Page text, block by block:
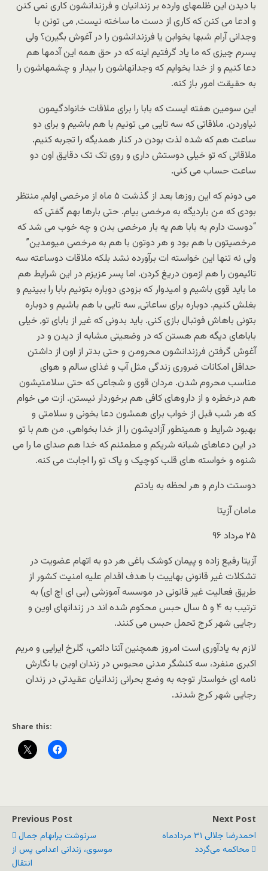
با دیدن این ظلمهای وارده بر زندانیان و فرزندانشون کاری نمی کنن
و ادعا می کنن که کاری از دست ما ساخته نیست, می تونن با
وجدانی آرام شبها بخوابن یا فرزندانشون را در آغوش بگیرن؟ ولی
پسرم چیزی که ما یاد گرفتیم اینه که در حق همه این آدمها هم
دعا کنیم و از خدا بخوایم که وجدانهاشون را بیدار و چشمهاشون را
به حقیقت امور باز کنه.
این سومین هفته ایست که بابا را برای ملاقات خانوادگیمون
نیاوردن. ملاقاتی که سه تایی می تونیم با هم باشیم و برای دو
ساعت هم که شده لذت بودن در کنار همدیگه را تجربه کنیم.
ملاقاتی که تو خیلی دوستش داری و روی تک تک دقایق اون دو
ساعت حساب می کنی.
می دونم که این روزها بعد از گذشت ۵ ماه از مرخصی اولم, منتظر
بودی که من باردیگه به مرخصی بیام. حتی بارها بهم گفتی که
“دوست دارم به بابا هم یه بار مرخصی بدن و چه خوب می شد که
مرخصیتون با هم بود و هر دوتون با هم به مرخصی میومدین”
ولی نه تنها این خواسته ات برآورده نشد بلکه ملاقات دوساعته سه
تائیمون را هم ازمون دریغ کردن. اما پسر عزیزم در این شرایط هم
ما باید قوی باشیم و امیدوار که بزودی دوباره بتونیم بابا را ببینیم و
بغلش کنیم. دوباره برای ساعاتی, سه تایی با هم باشیم و دوباره
بتونی باهاش فوتبال بازی کنی. باید بدونی که غیر از بابای تو, خیلی
باباهای دیگه هم هستن که در وضعیتی مشابه از دیدن و در
آغوش گرفتن فرزندانشون محرومن و حتی بدتر از اون از داشتن
حداقل امکانات ضروری زندگی مثل آب و غذای سالم و هوای
مناسب محروم شدن. مردان قوی و شجاعی که حتی سلامتیشون
هم درخطره و از داروهای کافی هم برخوردار نیستن. ازت می خوام
که هر شب قبل از خواب برای همشون دعا بخونی و سلامتی و
بهبود شرایط و همینطور آزادیشون را از خدا بخواهی. من هم با تو
در این دعاهای شبانه شریکم و مطمئنم که خدا هم صدای ما را می
شنوه و خواسته های قلب کوچیک و پاک تو را اجابت می کنه.
دوستت دارم و هر لحظه به یادتم
مامان آزیتا
۲۵ مرداد ۹۶
آزیتا رفیع زاده و پیمان کوشک باغی هر دو به اتهام عضویت در
تشکلات غیر قانونی بهاییت با هدف اقدام علیه امنیت کشور از
طریق فعالیت غیر قانونی در موسسه آموزشی (بی ای اچ ای) به
ترتیب به ۴ و ۵ سال حبس محکوم شده اند در زندانهای اوین و
رجایی شهر کرج تحمل حبس می کنند.
لازم به یادآوری است امروز همچنین آتنا دائمی، گلرخ ایرایی و مریم
اکبری منفرد، سه کنشگر مدنی محبوس در زندان اوین با نگارش
نامه ای خواستار توجه به وضع بحرانی زندانیان عقیدتی در زندان
رجایی شهر کرج شدند.
Share this:
Previous Post
سرنوشت پرابهام جمال
موسوی، زندانی اعدامی پس از
انتقال
Next Post
احمدرضا جلالی ۳۱ مردادماه
محاکمه می‌گردد